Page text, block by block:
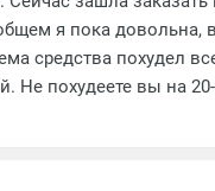
я пока
средства похудел
похудеете вы на